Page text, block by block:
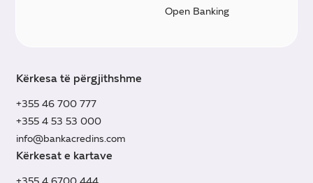
Open Banking
Kërkesa të përgjithshme
+355 46 700 777
+355 4 53 53 000
info@bankacredins.com
Kërkesat e kartave